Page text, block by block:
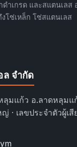
ดำเกรด และสแตนเล
งโซ่เหล็ก โซ่สแตนเลส
จำกัด
ลุมแก้ว อ.ลาดหลุมแ
· เลขประจำตัวผู้เสี